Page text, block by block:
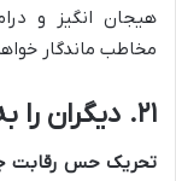
هیجان انگیز و
مخاطب ماندگار
۲۱. دیگران را به چالش بکشید.
تحریک حس رقابت